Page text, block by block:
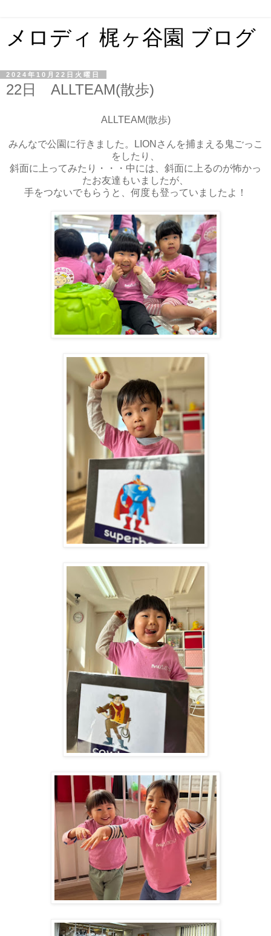
メロディ 梶ヶ谷園 ブログ
2024年10月22日火曜日
22日 ALLTEAM(散歩)
ALLTEAM(散歩)
みんなで公園に行きました。LIONさんを捕まえる鬼ごっこ
をしたり、
斜面に上ってみたり・・・中には、斜面に上るのが怖かっ
たお友達もいましたが、
手をつないでもらうと、何度も登っていましたよ！